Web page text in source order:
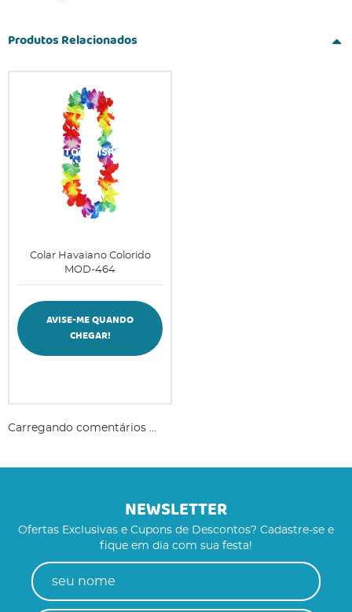
Produtos Relacionados
Colar Havaiano Colorido
MOD-464
AVISE-ME QUANDO
CHEGAR!
Carregando comentários ...
NEWSLETTER
Ofertas Exclusivas e Cupons de Descontos? Cadastre-se e
fique em dia com sua festa!